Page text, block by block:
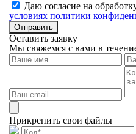
Даю согласие на
условиях политики
Отправить
Оставить заявку
Мы свяжемся с вами в
Прикрепить свои файлы